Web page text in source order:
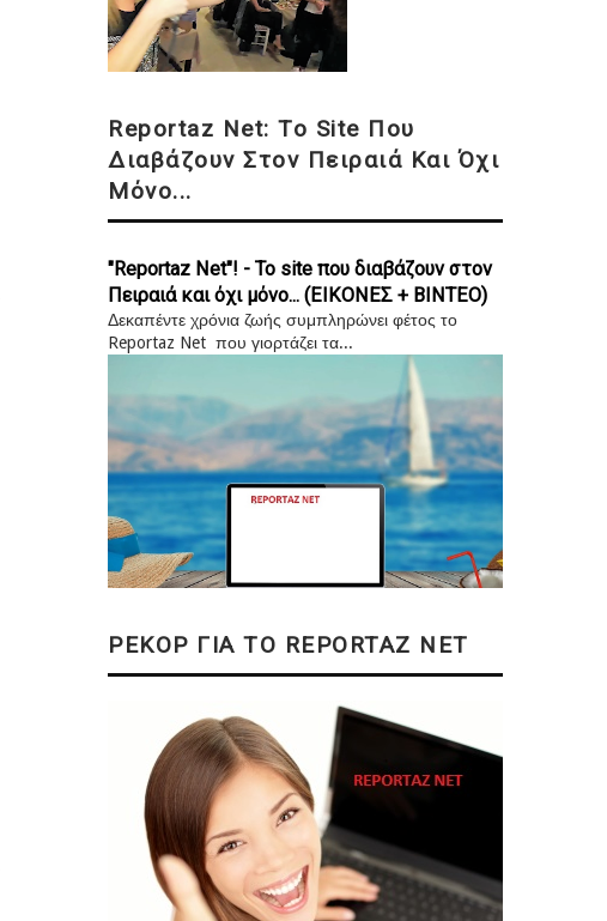
Reportaz Net: Το Site Που
Διαβάζουν Στον Πειραιά Και Όχι
Μόνο...
"Reportaz Net"! - Το site που διαβάζουν στον
Πειραιά και όχι μόνο... (ΕΙΚΟΝΕΣ + ΒΙΝΤΕΟ)
Δεκαπέντε χρόνια ζωής συμπληρώνει φέτος το
Reportaz Net που γιορτάζει τα...
ΡΕΚΟΡ ΓΙΑ ΤΟ REPORTAZ NET